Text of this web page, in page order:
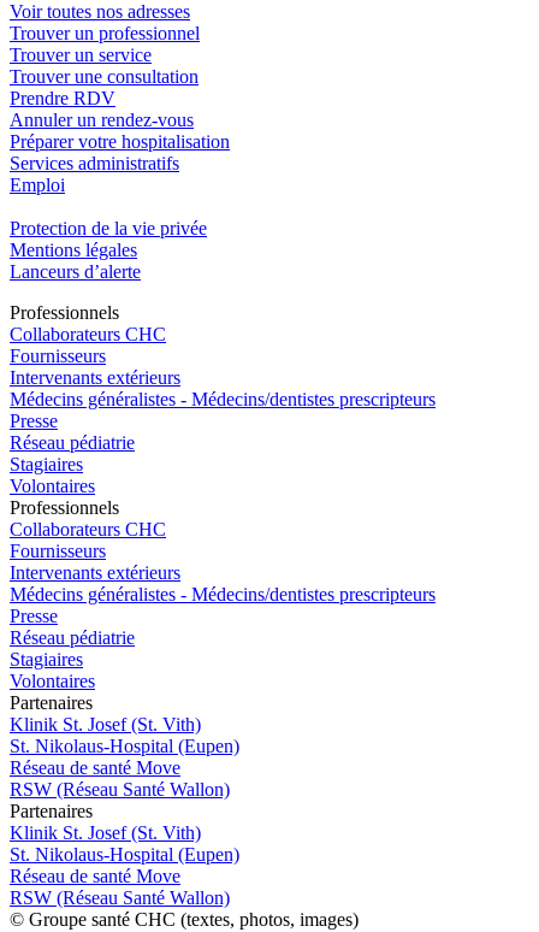
Voir toutes nos adresses
Trouver un professionnel
Trouver un service
Trouver une consultation
Prendre RDV
Annuler un rendez-vous
Préparer votre hospitalisation
Services administratifs
Emploi​
Protection de la vie privée
Mentions légales
Lanceurs d’alerte
Professionnels
Collaborateurs CHC
Fournisseurs
Intervenants extérieurs
Médecins généralistes - Médecins/dentistes prescripteurs
Presse
Réseau pédiatrie
Stagiaires
Volontaires
Professionnels
Collaborateurs CHC
Fournisseurs
Intervenants extérieurs
Médecins généralistes - Médecins/dentistes prescripteurs
Presse
Réseau pédiatrie
Stagiaires
Volontaires
Partenaires
Klinik St. Josef (St. Vith)
St. Nikolaus-Hospital (Eupen)
Réseau de santé Move
RSW (Réseau Santé Wallon)
Partenaires
Klinik St. Josef (St. Vith)
St. Nikolaus-Hospital (Eupen)
Réseau de santé Move
RSW (Réseau Santé Wallon)
© Groupe santé CHC (textes, photos, images)